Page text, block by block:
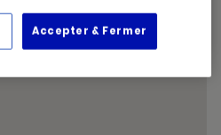
Voir tous les horaires
Accepter & Fermer